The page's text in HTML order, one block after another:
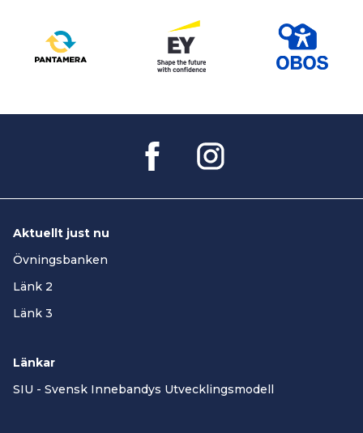
Aktuellt just nu
Övningsbanken
Länk 2
Länk 3
Länkar
SIU - Svensk Innebandys Utvecklingsmodell